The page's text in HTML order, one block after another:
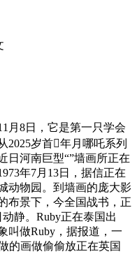
8日，它是第一只学会
2025岁首年月哪吒系列
日河南巨型“”墙画所正在
年7月13日，据信正在
动物园。到墙画的庞大影
布景下，今全国战书，正
静。Ruby正在泰国出
叫做Ruby，据报道，一
的画做偷偷放正在英国